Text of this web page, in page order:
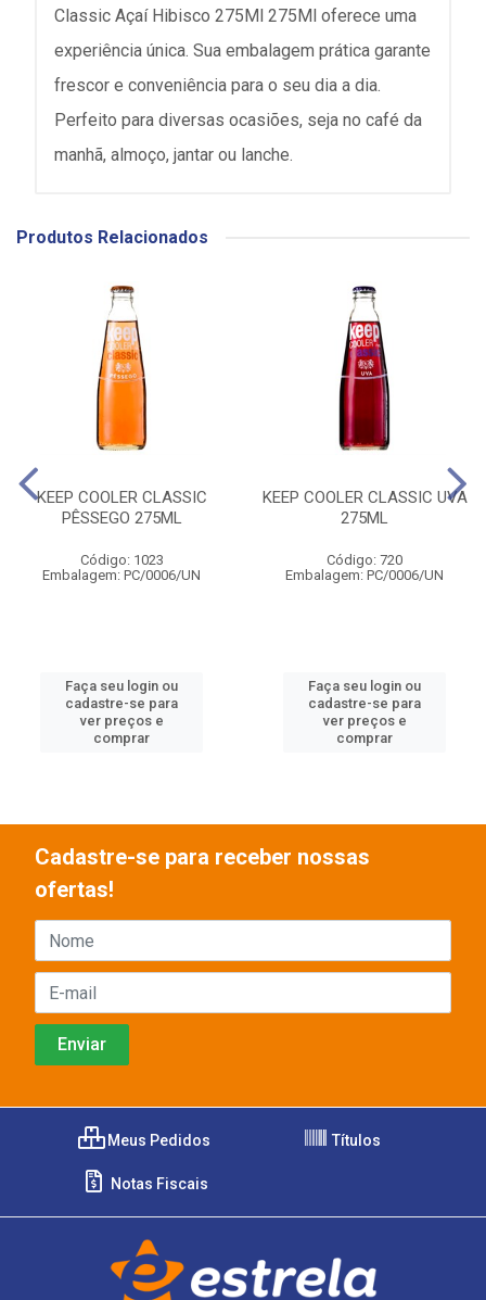
Classic Açaí Hibisco 275Ml 275Ml oferece uma
experiência única. Sua embalagem prática garante
frescor e conveniência para o seu dia a dia.
Perfeito para diversas ocasiões, seja no café da
manhã, almoço, jantar ou lanche.
Produtos Relacionados
KEEP COOLER CLASSIC
PÊSSEGO 275ML
Código: 1023
Embalagem: PC/0006/UN
Faça seu login ou
cadastre-se para
ver preços e
comprar
KEEP COOLER CLASSIC UVA
275ML
Código: 720
Embalagem: PC/0006/UN
Faça seu login ou
cadastre-se para
ver preços e
comprar
Cadastre-se para receber nossas
ofertas!
Meus Pedidos Títulos
Notas Fiscais